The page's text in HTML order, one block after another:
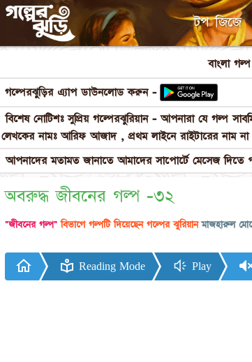
টপ জিজে
বাংলা
গল্পেরঝুড়ির এ্যাপ ডাউনলোড করুন -
বিশেষ নোটিশঃ সুপ্রিয় গল্পেরঝুরিয়ান - আপনারা যে গল্প
লেখকের নামঃ আরিফ আজাদ , প্রথম লাইনে রাইটারের নাম
আপনাদের মতামত জানাতে আমাদের সাপোর্টে মেসেজ
অবরুদ্ধ জীবনের গল্প -৩২
"জীবনের গল্প" বিভাগে গল্পটি দিয়েছেন গল্পের ঝুরিয়ানমাজহারুল
Reading Mode Play